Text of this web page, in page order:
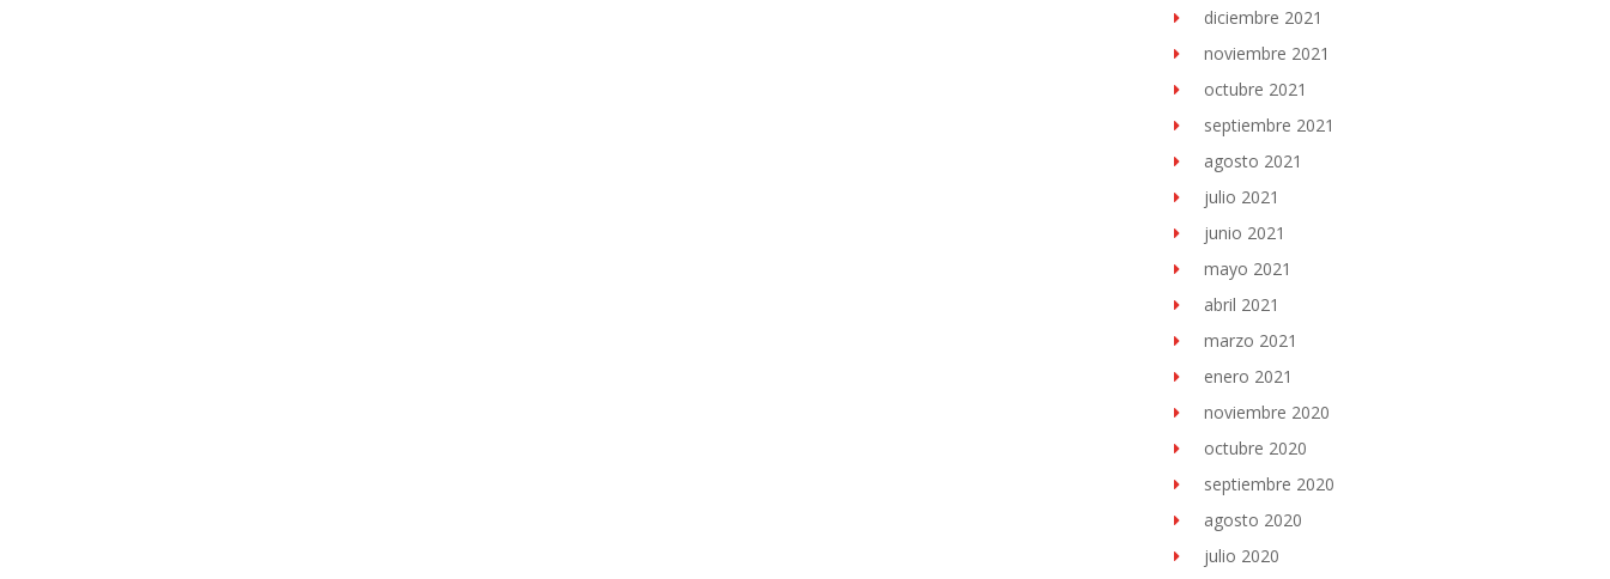
diciembre 2021
noviembre 2021
octubre 2021
septiembre 2021
agosto 2021
julio 2021
junio 2021
mayo 2021
abril 2021
marzo 2021
enero 2021
noviembre 2020
octubre 2020
septiembre 2020
agosto 2020
julio 2020